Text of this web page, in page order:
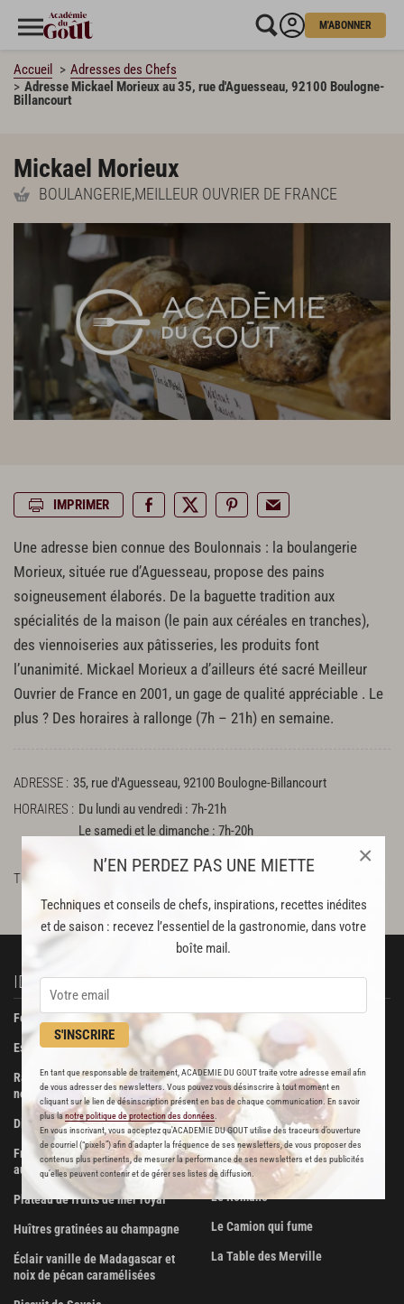
N’EN PERDEZ PAS UNE MIETTE
Techniques et conseils de chefs, inspirations, recettes inédites
et de saison : recevez l’essentiel de la gastronomie, dans votre
boîte mail.
S'INSCRIRE
En tant que responsable de traitement, ACADEMIE DU GOUT traite votre adresse email afin
de vous adresser des newsletters. Vous pouvez vous désinscrire à tout moment en
cliquant sur le lien de désinscription présent en bas de chaque communication. En savoir
plus lanotre politique de protection des données
En vous inscrivant, vous acceptez qu'ACADEMIE DU GOUT utilise des traceurs d’ouverture
de courriel (“pixels”) afin d’adapter la fréquence de ses newsletters, de vous proposer des
contenus plus pertinents, de mesurer la performance de ses newsletters et des publicités
qu’elles peuvent contenir et de gérer ses listes de diffusion.
×
M'ABONNER
Accueil
Adresses des Chefs
Adresse Mickael Morieux au 35, rue d'Aguesseau, 92100 Boulogne-
Billancourt
Mickael Morieux
BOULANGERIE,MEILLEUR OUVRIER DE FRANCE
IMPRIMER
Une adresse bien connue des Boulonnais : la boulangerie
Morieux, située rue d’Aguesseau, propose des pains
soigneusement élaborés. De la baguette tradition aux
spécialités de la maison (le pain aux céréales en tranches),
des viennoiseries aux pâtisseries, les produits font
l’unanimité. Mickael Morieux a d’ailleurs été sacré Meilleur
Ouvrier de France en 2001, un gage de qualité appréciable . Le
plus ? Des horaires à rallonge (7h – 21h) en semaine.
ADRESSE
35, rue d'Aguesseau, 92100 Boulogne-Billancourt
HORAIRES
Du lundi au vendredi : 7h-21h
Le samedi et le dimanche : 7h-20h
TÉLÉPHONE
IDÉES RECETTES
Foie gras de canard confit
Escalopes de foie gras poêlées
Ravioli de foie gras aux truffes
noires
Dinde farcie aux fruits secs
Fricassée de volaille de Bresse
aux morilles
Plateau de fruits de mer royal
Huîtres gratinées au champagne
Éclair vanille de Madagascar et
noix de pécan caramélisées
À DÉCOUVRIR
Beurre Bordier
La Pâtisserie des Rêves
Boucherie Metzger et André
Maison Viennet
Poissonnerie Vianey
Les Trois Dômes
Le Romano
Le Camion qui fume
La Table des Merville